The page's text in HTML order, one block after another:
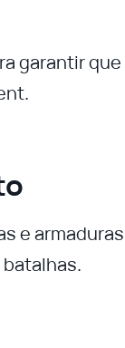
garantir
e